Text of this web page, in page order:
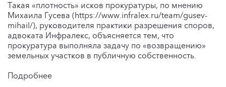
Такая «плотность» исков прокуратуры, по мнению
Михаила Гусева (https://www.infralex.ru/team/gusev-
mihail/), руководителя практики разрешения споров,
адвоката Инфралекс, объясняется тем, что
прокуратура выполняла задачу по «возвращению»
земельных участков в публичную собственность.
Подробнее